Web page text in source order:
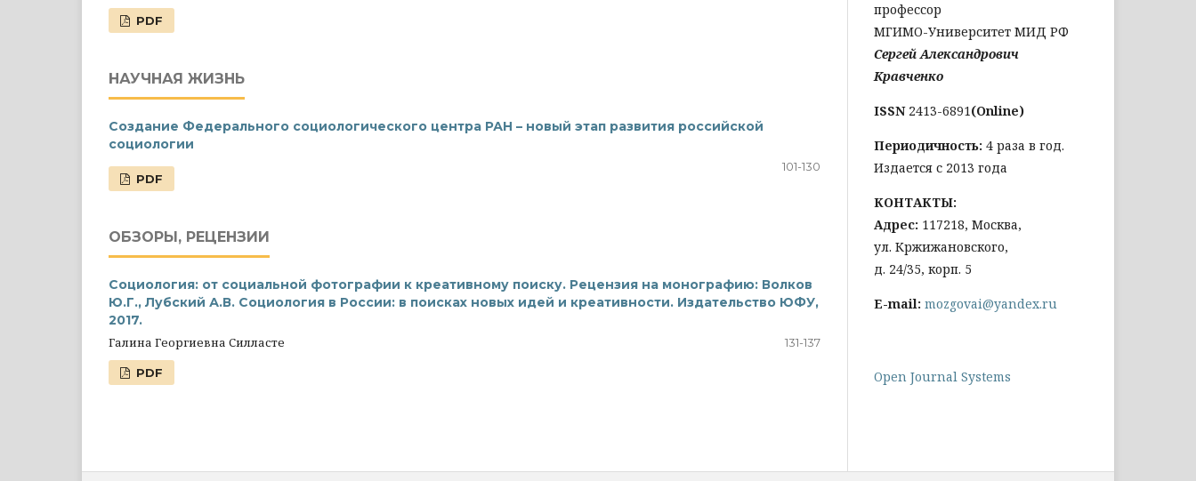
PDF
НАУЧНАЯ ЖИЗНЬ
Создание Федерального социологического центра РАН – новый этап развития российской
социологии
101-130
PDF
ОБЗОРЫ, РЕЦЕНЗИИ
Социология: от социальной фотографии к креативному поиску. Рецензия на монографию: Волков
Ю.Г., Лубский А.В. Социология в России: в поисках новых идей и креативности. Издательство ЮФУ,
2017.
Галина Георгиевна Силласте
131-137
PDF
профессор
МГИМО-Университет МИД РФ
Сергей Александрович
Кравченко
ISSN 2413-6891(Online)
Периодичность: 4 раза в год.
Издается с 2013 года
КОНТАКТЫ:
Адрес: 117218, Москва,
ул. Кржижановского,
д. 24/35, корп. 5
E-mail: mozgovai@yandex.ru
Open Journal Systems